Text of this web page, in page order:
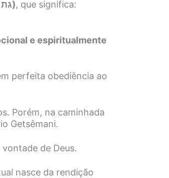
“Gat Shemanim” (גת שמנים), que significa:
e espiritualmente
perfeita obediência ao
Porém, na caminhada
Getsêmani.
de Deus.
nasce da rendição